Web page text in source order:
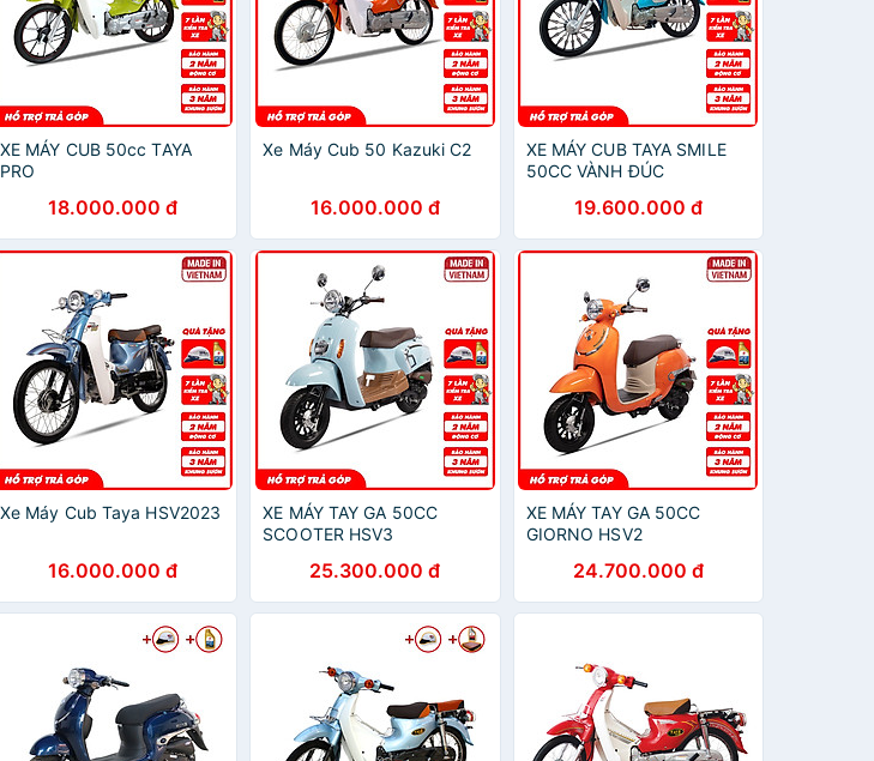
XE MÁY CUB 50cc TAYA
PRO
18.000.000 đ
Xe Máy Cub 50 Kazuki C2
16.000.000 đ
XE MÁY CUB TAYA SMILE
50CC VÀNH ĐÚC
19.600.000 đ
Xe Máy Cub Taya HSV2023
16.000.000 đ
XE MÁY TAY GA 50CC
SCOOTER HSV3
25.300.000 đ
XE MÁY TAY GA 50CC
GIORNO HSV2
24.700.000 đ